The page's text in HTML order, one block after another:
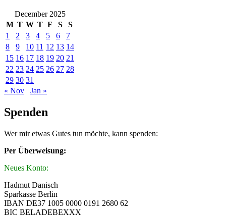
December 2025
M T W T F S
S
1
2 3 4 5 6
7
8
9 10 11 12 13 14
15 16 17 18 19 20 21
22 23 24 25 26 27 28
29 30 31
« Nov
Jan »
Spenden
Wer mir etwas Gutes tun möchte, kann spenden:
Per Überweisung:
Neues Konto:
Hadmut Danisch
Sparkasse Berlin
IBAN DE37 1005 0000 0191 2680 62
BIC BELADEBEXXX